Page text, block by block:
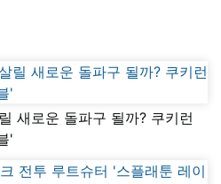
새로운 돌파구 될까? 쿠키런
'